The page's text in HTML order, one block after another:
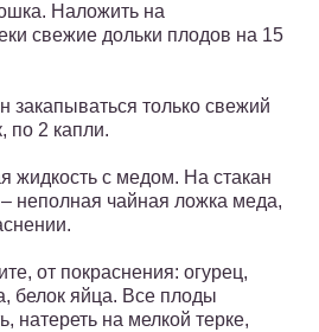
Наложить на
свежие дольки плодов на 15
закапываться только свежий
по 2 капли.
жидкость с медом. На стакан
неполная чайная ложка меда,
от покраснения: огурец,
белок яйца. Все плоды
натереть на мелкой терке,